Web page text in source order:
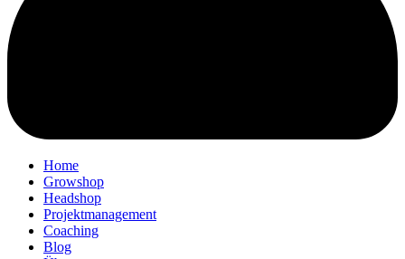
Home
Growshop
Headshop
Projektmanagement
Coaching
Blog